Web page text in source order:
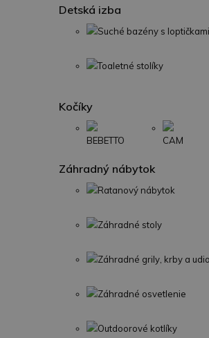
Detská izba
Suché bazény s loptičkami
Toaletné stolíky
Kočíky
BEBETTO CAM
Záhradný nábytok
Ratanový nábytok
Záhradné stoly
Záhradné grily, krby a
Záhradné osvetlenie
Outdoorové kotlíky